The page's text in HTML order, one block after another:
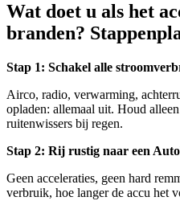
Wat doet u als het
branden?
Stap 1: Schakel alle
Airco, radio, verwarming,
opladen: allemaal uit. Houd
ruitenwissers bij regen.
Stap 2: Rij rustig naar een
Geen acceleraties, geen hard
verbruik, hoe langer de accu het